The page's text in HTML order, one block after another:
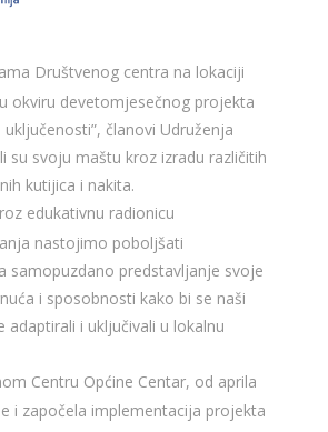
Društvenog centra na lokaciji
okviru devetomjesečnog projekta
uključenosti”, članovi Udruženja
su svoju maštu kroz izradu različitih
kutijica i nakita.
edukativnu radionicu
nastojimo poboljšati
samopuzdano predstavljanje svoje
i sposobnosti kako bi se naši
adaptirali i uključivali u lokalnu
Centru Općine Centar, od aprila
i započela implementacija projekta